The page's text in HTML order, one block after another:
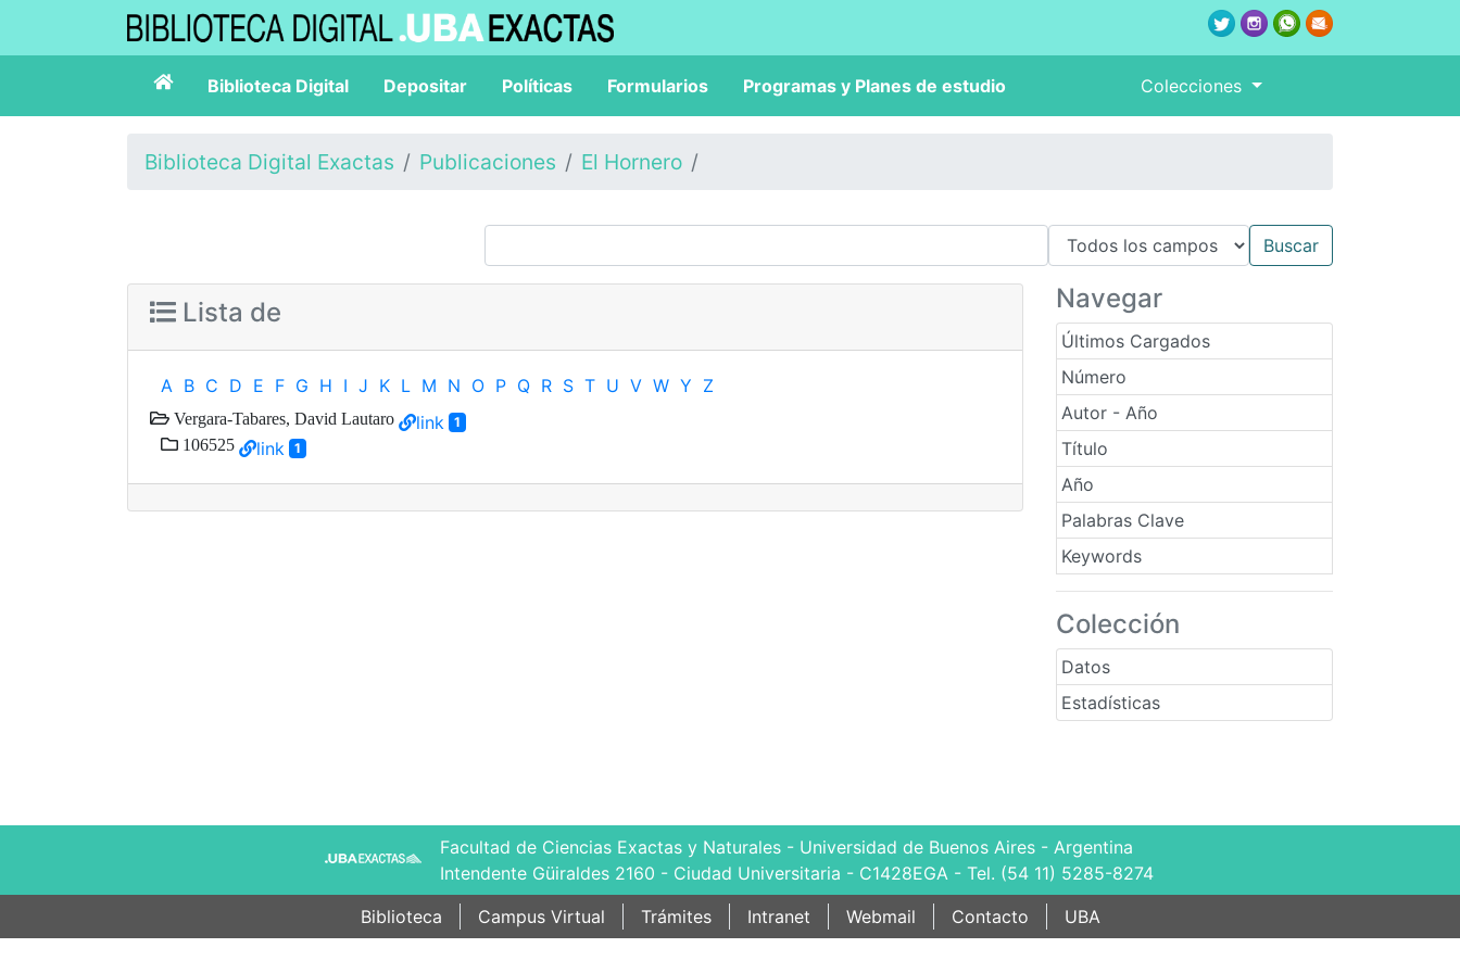
Biblioteca Digital Depositar Políticas Formularios Programas y Planes de estudio Colecciones
Biblioteca Digital Exactas Publicaciones El Hornero
Navegar
Últimos Cargados
Número
Autor - Año
Título
Año
Palabras Clave
Keywords
Colección
Datos
Estadísticas
Lista de
A B C D E F G H I J K L M N O P Q R S T U V W Y Z
Vergara-Tabares, David Lautaro link 1
106525 link 1
Facultad de Ciencias Exactas y Naturales - Universidad de Buenos Aires - Argentina
Intendente Güiraldes 2160 - Ciudad Universitaria - C1428EGA - Tel. (54 11) 5285-8274
Biblioteca
Campus Virtual Trámites Intranet Webmail Contacto UBA